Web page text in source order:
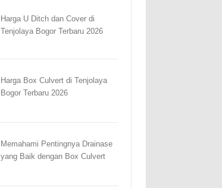
Harga U Ditch dan Cover di
Tenjolaya Bogor Terbaru 2026
Harga Box Culvert di Tenjolaya
Bogor Terbaru 2026
Memahami Pentingnya Drainase
yang Baik dengan Box Culvert